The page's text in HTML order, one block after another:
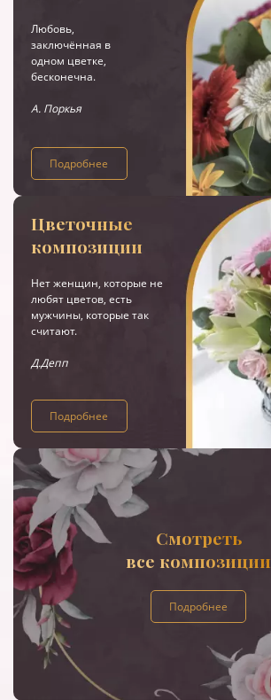
Любовь,
заключённая в
одном цветке,
бесконечна.
А. Поркья
Подробнее
Цветочные
композиции
Нет женщин, которые не
любят цветов, есть
мужчины, которые так
считают.
Д.Депп
Подробнее
Смотреть
все композиции
Подробнее